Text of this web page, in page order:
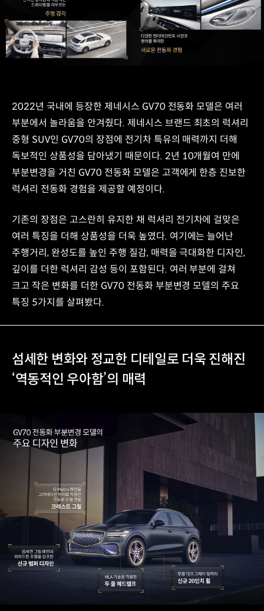
2022년 국내에 등장한 제네시스 GV70 전동화 모델은 여러
부분에서 놀라움을 안겨줬다. 제네시스 브랜드 최초의 럭셔리
중형 SUV인 GV70의 장점에 전기차 특유의 매력까지 더해
독보적인 상품성을 담아냈기 때문이다. 2년 10개월여 만에
부분변경을 거친 GV70 전동화 모델은 고객에게 한층 진보한
럭셔리 전동화 경험을 제공할 예정이다.
기존의 장점은 고스란히 유지한 채 럭셔리 전기차에 걸맞은
여러 특징을 더해 상품성을 더욱 높였다. 여기에는 늘어난
주행거리, 완성도를 높인 주행 질감, 매력을 극대화한 디자인,
깊이를 더한 럭셔리 감성 등이 포함된다. 여러 부분에 걸쳐
크고 작은 변화를 더한 GV70 전동화 부분변경 모델의 주요
특징 5가지를 살펴봤다.
섬세한 변화와 정교한 디테일로 더욱 진해진
‘역동적인 우아함’의 매력